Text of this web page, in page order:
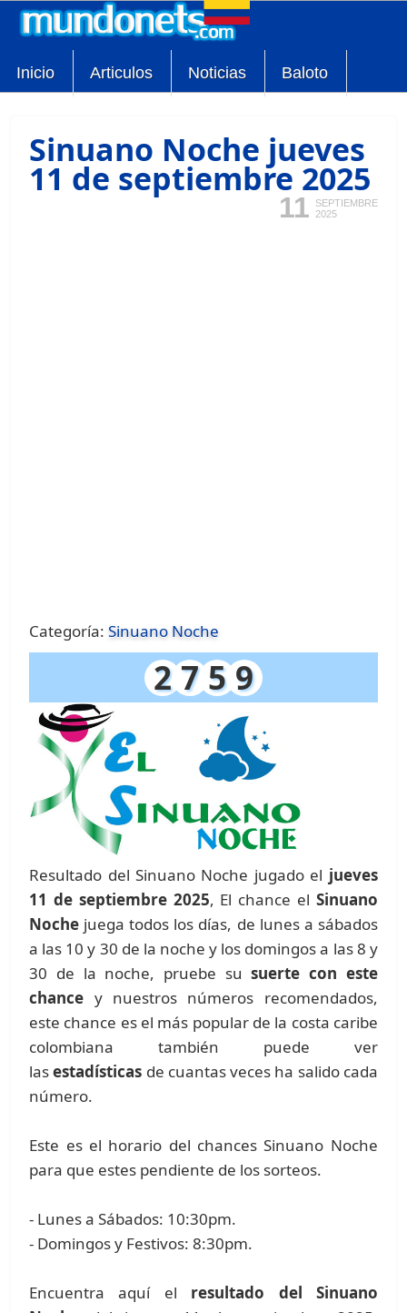
Inicio Articulos Noticias Baloto
Sinuano Noche jueves
11 de septiembre 2025
11
SEPTIEMBRE
2025
Categoría:Sinuano Noche
2 7 5 9
Resultado del Sinuano Noche jugado el jueves
11 de septiembre 2025, El chance el Sinuano
Noche juega todos los días, de lunes a sábados
a las 10 y 30 de la noche y los domingos a las 8 y
30 de la noche, pruebe susuerte con este
chance y nuestros números recomendados,
este chance es el más popular de la costa caribe
colombiana también puede ver
lasestadísticas de cuantas veces ha salido cada
número.
Este es el horario del chances Sinuano Noche
para que estes pendiente de los sorteos.
- Lunes a Sábados: 10:30pm.
- Domingos y Festivos: 8:30pm.
Encuentra aquí el resultado del Sinuano